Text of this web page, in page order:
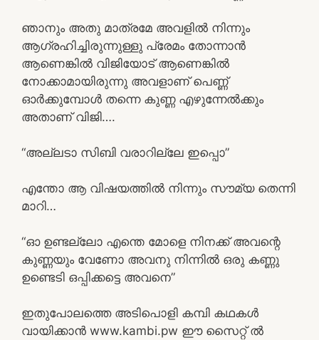
ഞാനും അതു മാത്രമേ അവളിൽ നിന്നും
ആഗ്രഹിച്ചിരുന്നുള്ളു പ്രേമം തോന്നാൻ
ആണെങ്കിൽ വിജിയോട് ആണെങ്കിൽ
നോക്കാമായിരുന്നു അവളാണ് പെണ്ണ്
ഓർക്കുമ്പോൾ തന്നെ കുണ്ണ എഴുന്നേൽക്കും
അതാണ് വിജി….
“അല്ലടാ സിബി വരാറില്ലേ ഇപ്പൊ”
എന്തോ ആ വിഷയത്തിൽ നിന്നും സൗമ്യ തെന്നി
മാറി…
“ഓ ഉണ്ടല്ലോ എന്തെ മോളെ നിനക്ക് അവന്റെ
കുണ്ണയും വേണോ അവനു നിന്നിൽ ഒരു കണ്ണു
ഉണ്ടെടി ഒപ്പിക്കട്ടെ അവനെ”
ഇതുപോലത്തെ അടിപൊളി കമ്പി കഥകൾ
വായിക്കാൻ www.kambi.pw ഈ സൈറ്റ് ൽ